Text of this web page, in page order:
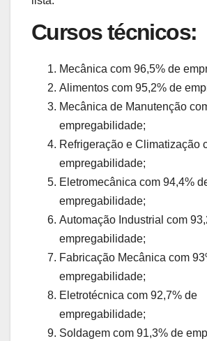
Cursos técnicos:
Mecânica com 96,5% de
Alimentos com 95,2% de
Mecânica de Manutenção
empregabilidade;
Refrigeração e Climatização
empregabilidade;
Eletromecânica com 94,4%
empregabilidade;
Automação Industrial com
empregabilidade;
Fabricação Mecânica com
empregabilidade;
Eletrotécnica com 92,7% de
empregabilidade;
Soldagem com 91,3% de